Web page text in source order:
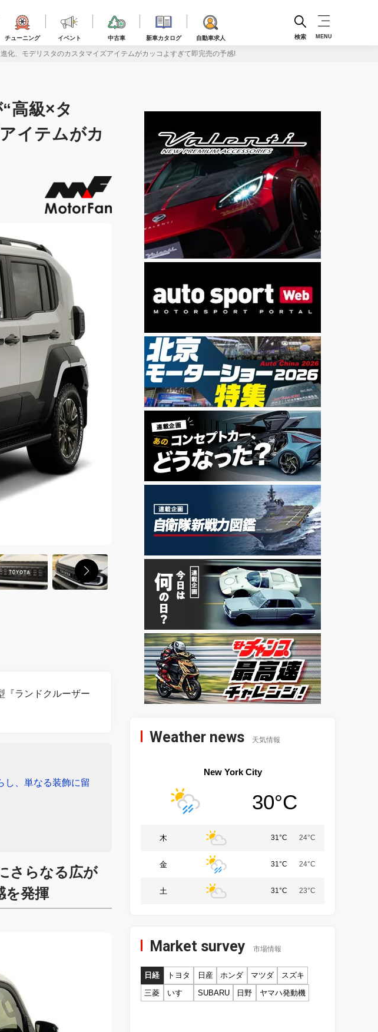
チューニング イベント 中古車 新車カタログ 自動車求人 検索 MENU
化、モデリスタのカスタマイズアイテムがカッコよすぎて即完売の予感!
高級×タ
イテムがカ
『ランドクルーザー
し、単なる装飾に留
さらなる広が
を発揮
Weather news 天気情報
New York City
30°C
木 31°C 24°C
金 31°C 24°C
土 31°C 23°C
Market survey 市場情報
日経 トヨタ 日産 ホンダ マツダ
スズキ
三菱
いすゞ SUBARU 日野 ヤマハ発動機